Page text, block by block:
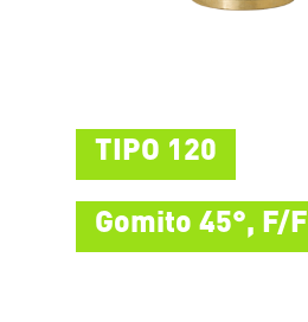
TIPO 120
Gomito 45°, F/F